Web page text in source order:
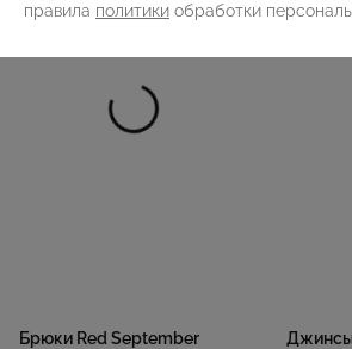
Брюки Red September
Джинсы
правила политики обработки